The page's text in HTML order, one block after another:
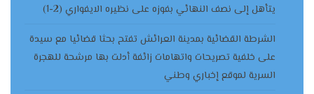
يتأهل إلى نصف النهائي بفوزه على نظيره الايفواري (2-1)
الشرطة القضائية بمدينة العرائش تفتح بحثا قضائيا مع سيدة
على خلفية تصريحات واتهامات زائفة أدلت بها مرشحة للهجرة
السرية لموقع إخباري وطني